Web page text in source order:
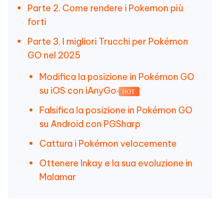
Parte 2. Come rendere i Pokemon più
forti
Parte 3. I migliori Trucchi per Pokémon
GO nel 2025
Modifica la posizione in Pokémon GO
su iOS con iAnyGo
HOT
Falsifica la posizione in Pokémon GO
su Android con PGSharp
Cattura i Pokémon velocemente
Ottenere Inkay e la sua evoluzione in
Malamar